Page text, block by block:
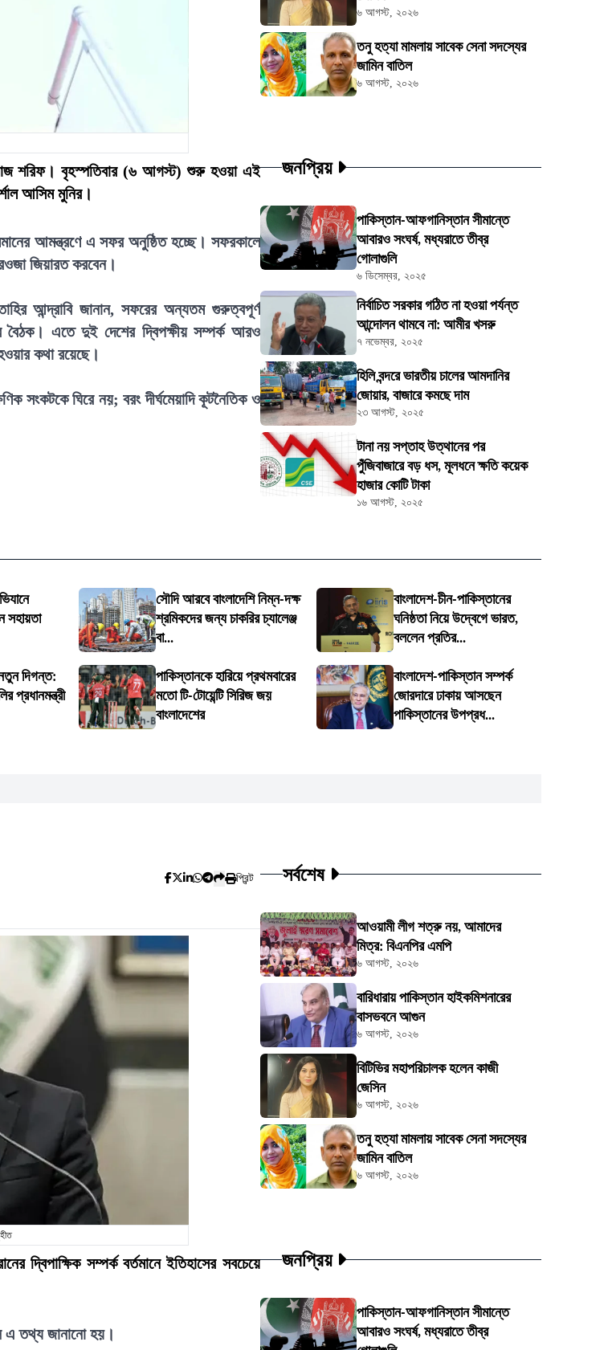
শরিফ। বৃহস্পতিবার (৬ আগস্ট) শুরু হওয়া এই
আসিম মুনির।
আমন্ত্রণে এ সফর অনুষ্ঠিত হচ্ছে। সফরকালে
জিয়ারত করবেন।
আন্দ্রাবি জানান, সফরের অন্যতম গুরুত্বপূর্ণ
বৈঠক। এতে দুই দেশের দ্বিপক্ষীয় সম্পর্ক আরও
কথা রয়েছে।
সংকটকে ঘিরে নয়; বরং দীর্ঘমেয়াদি কূটনৈতিক ও
৬ আগস্ট, ২০২৬
তনু হত্যা মামলায় সাবেক সেনা সদস্যের
জামিন বাতিল
৬ আগস্ট, ২০২৬
জনপ্রিয়
পাকিস্তান-আফগানিস্তান সীমান্তে
আবারও সংঘর্ষ, মধ্যরাতে তীব্র
গোলাগুলি
৬ ডিসেম্বর, ২০২৫
নির্বাচিত সরকার গঠিত না হওয়া পর্যন্ত
আন্দোলন থামবে না: আমীর খসরু
৭ নভেম্বর, ২০২৫
হিলি বন্দরে ভারতীয় চালের আমদানির
জোয়ার, বাজারে কমছে দাম
২৩ আগস্ট, ২০২৫
টানা নয় সপ্তাহ উত্থানের পর
পুঁজিবাজারে বড় ধস, মূলধনে ক্ষতি কয়েক
হাজার কোটি টাকা
১৬ আগস্ট, ২০২৫
সহায়তা
সৌদি আরবে বাংলাদেশি নিম্ন-দক্ষ
শ্রমিকদের জন্য চাকরির চ্যালেঞ্জ
বা...
বাংলাদেশ-চীন-পাকিস্তানের
ঘনিষ্ঠতা নিয়ে উদ্বেগে ভারত,
বললেন প্রতির...
দিগন্ত:
প্রধানমন্ত্রী
পাকিস্তানকে হারিয়ে প্রথমবারের
মতো টি-টোয়েন্টি সিরিজ জয়
বাংলাদেশের
বাংলাদেশ-পাকিস্তান সম্পর্ক
জোরদারে ঢাকায় আসছেন
পাকিস্তানের উপপ্রধ...
প্রিন্ট
দ্বিপাক্ষিক সম্পর্ক বর্তমানে ইতিহাসের সবচেয়ে
এ তথ্য জানানো হয়।
সর্বশেষ
আওয়ামী লীগ শত্রু নয়, আমাদের
মিত্র: বিএনপির এমপি
৬ আগস্ট, ২০২৬
বারিধারায় পাকিস্তান হাইকমিশনারের
বাসভবনে আগুন
৬ আগস্ট, ২০২৬
বিটিভির মহাপরিচালক হলেন কাজী
জেসিন
৬ আগস্ট, ২০২৬
তনু হত্যা মামলায় সাবেক সেনা সদস্যের
জামিন বাতিল
৬ আগস্ট, ২০২৬
জনপ্রিয়
পাকিস্তান-আফগানিস্তান সীমান্তে
আবারও সংঘর্ষ, মধ্যরাতে তীব্র